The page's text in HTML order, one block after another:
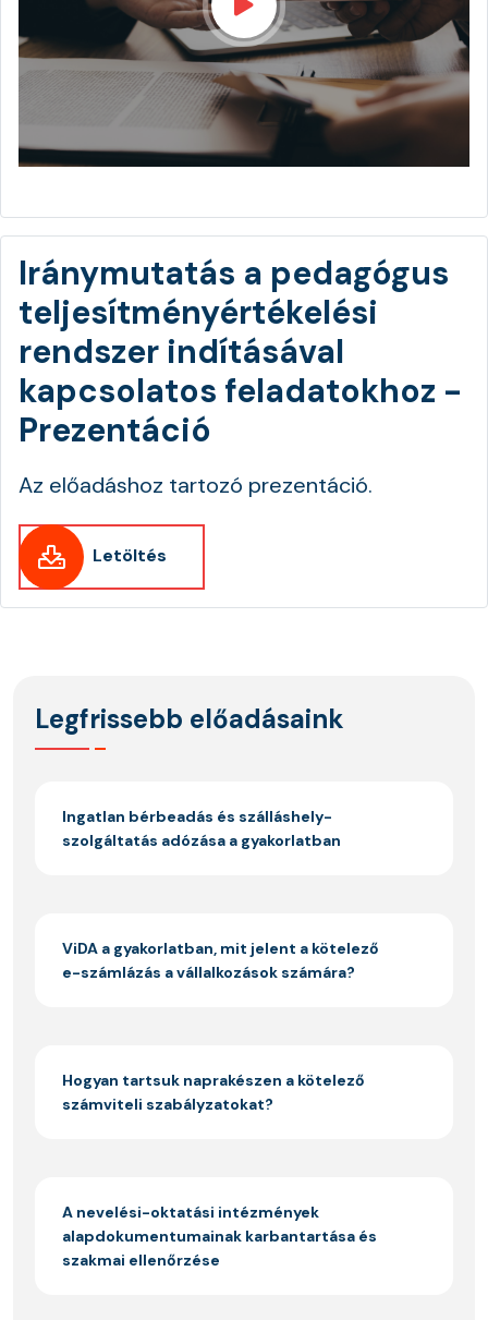
Iránymutatás a pedagógus
teljesítményértékelési
rendszer indításával
kapcsolatos feladatokhoz -
Prezentáció
Az előadáshoz tartozó prezentáció.
Letöltés
Legfrissebb előadásaink
Ingatlan bérbeadás és szálláshely-
szolgáltatás adózása a gyakorlatban
ViDA a gyakorlatban, mit jelent a kötelező
e-számlázás a vállalkozások számára?
Hogyan tartsuk naprakészen a kötelező
számviteli szabályzatokat?
A nevelési-oktatási intézmények
alapdokumentumainak karbantartása és
szakmai ellenőrzése